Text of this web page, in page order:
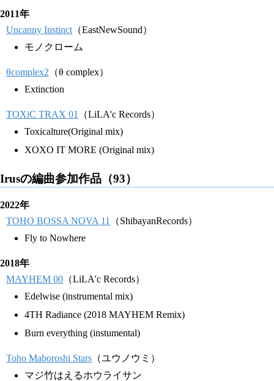
2011年
Uncanny Instinct （EastNewSound）
モノクローム
θcomplex2 （θ complex）
Extinction
TOXiC TRAX 01
（LiLA'c Records）
Toxicalture(Original mix)
XOXO IT MORE (Original mix)
Irusの編曲参加作品（93）
2022年
TOHO BOSSA NOVA 11
（ShibayanRecords）
Fly to Nowhere
2018年
MAYHEM 00 （LiLA'c Records）
Edelwise (instrumental mix)
4TH Radiance (2018 MAYHEM Remix)
Burn everything (instumental)
Toho Maboroshi Stars （ユウノウミ）
マジ竹はえるホウライサン